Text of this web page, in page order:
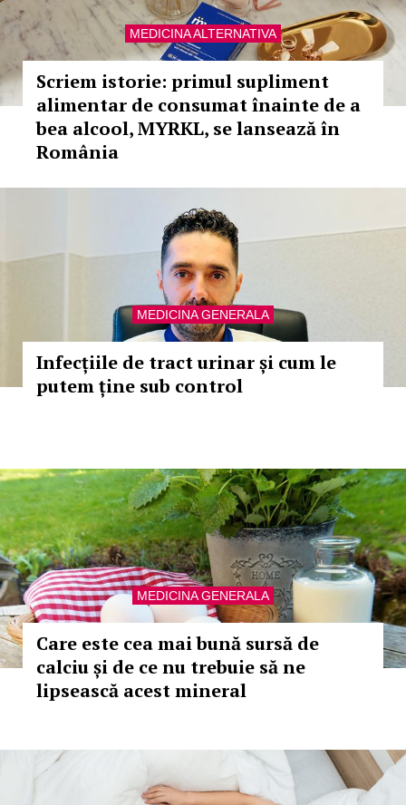
MEDICINA ALTERNATIVA
Scriem istorie: primul supliment
alimentar de consumat înainte de a
bea alcool, MYRKL, se lansează în
România
MEDICINA GENERALA
Infecțiile de tract urinar și cum le
putem ține sub control
MEDICINA GENERALA
Care este cea mai bună sursă de
calciu și de ce nu trebuie să ne
lipsească acest mineral